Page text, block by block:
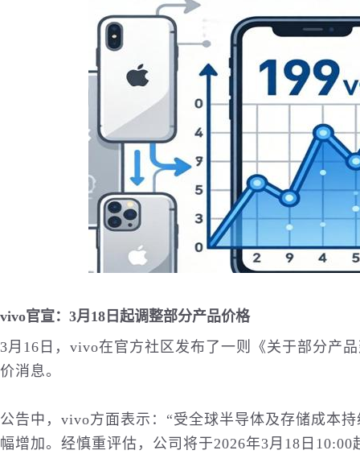
vivo官宣：3月18日起调整部分产品价格
3月16日，vivo在官方社区发布了一则《关于部分产
价消息。
公告中，vivo方面表示：“受全球半导体及存储成本
幅增加。经慎重评估，公司将于2026年3月18日